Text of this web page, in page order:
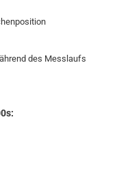
des Messlaufs